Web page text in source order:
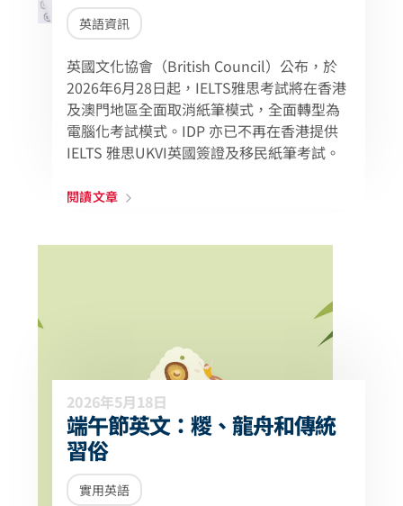
英語資訊
英國文化協會（British Council）公布，於
2026年6月28日起，IELTS雅思考試將在香港
及澳門地區全面取消紙筆模式，全面轉型為
電腦化考試模式。IDP 亦已不再在香港提供
IELTS 雅思UKVI英國簽證及移民紙筆考試。
閱讀文章
2026年5月18日
端午節英文：糉、龍舟和傳統
習俗
實用英語